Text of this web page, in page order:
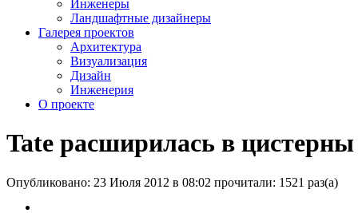
Инженеры
Ландшафтные дизайнеры
Галерея проектов
Архитектура
Визуализация
Дизайн
Инженерия
О проекте
Tate расширилась в
Опубликовано: 23 Июля 2012 в 08:02 прочитали: 1521 раз(а)